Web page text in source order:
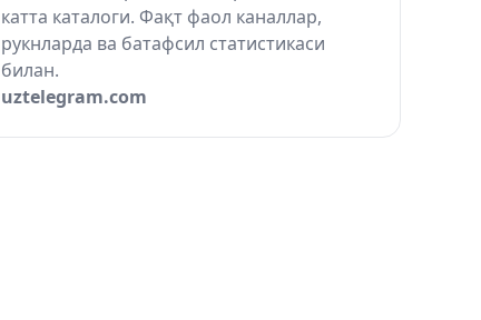
катта каталоги. Фақт фаол каналлар,
рукнларда ва батафсил статистикаси
билан.
uztelegram.com